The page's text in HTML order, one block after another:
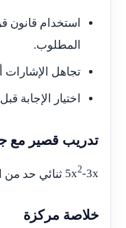
استخدام قانون
المطلوب.
تجاهل الإشارات
اختيار الإجابة
تدريب قصير مع
5x2-3x ثنائي حد من
خلاصة مركزة